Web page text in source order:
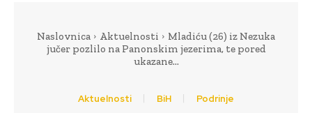
Naslovnica Aktuelnosti
Mladiću (26) iz Nezuka
jučer pozlilo na Panonskim jezerima, te pored
ukazane...
Aktuelnosti BiH Podrinje